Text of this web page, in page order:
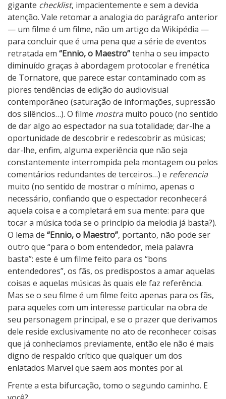
gigante checklist, impacientemente e sem a devida
atenção. Vale retomar a analogia do parágrafo anterior
— um filme é um filme, não um artigo da Wikipédia —
para concluir que é uma pena que a série de eventos
retratada em “Ennio, o Maestro”tenha o seu impacto
diminuído graças à abordagem protocolar e frenética
de Tornatore, que parece estar contaminado com as
piores tendências de edição do audiovisual
contemporâneo (saturação de informações, supressão
dos silêncios…). O filme mostramuito pouco (no sentido
de dar algo ao espectador na sua totalidade; dar-lhe a
oportunidade de descobrir e redescobrir as músicas;
dar-lhe, enfim, alguma experiência que não seja
constantemente interrompida pela montagem ou pelos
comentários redundantes de terceiros…) e referencia
muito (no sentido de mostrar o mínimo, apenas o
necessário, confiando que o espectador reconhecerá
aquela coisa e a completará em sua mente: para que
tocar a música toda se o princípio da melodia já basta?).
O lema de “Ennio, o Maestro”, portanto, não pode ser
outro que “para o bom entendedor, meia palavra
basta”: este é um filme feito para os “bons
entendedores”, os fãs, os predispostos a amar aquelas
coisas e aquelas músicas às quais ele faz referência.
Mas se o seu filme é um filme feito apenas para os fãs,
para aqueles com um interesse particular na obra de
seu personagem principal, e se o prazer que derivamos
dele reside exclusivamente no ato de reconhecer coisas
que já conhecíamos previamente, então ele não é mais
digno de respaldo crítico que qualquer um dos
enlatados Marvel que saem aos montes por aí.
Frente a esta bifurcação, tomo o segundo caminho. E